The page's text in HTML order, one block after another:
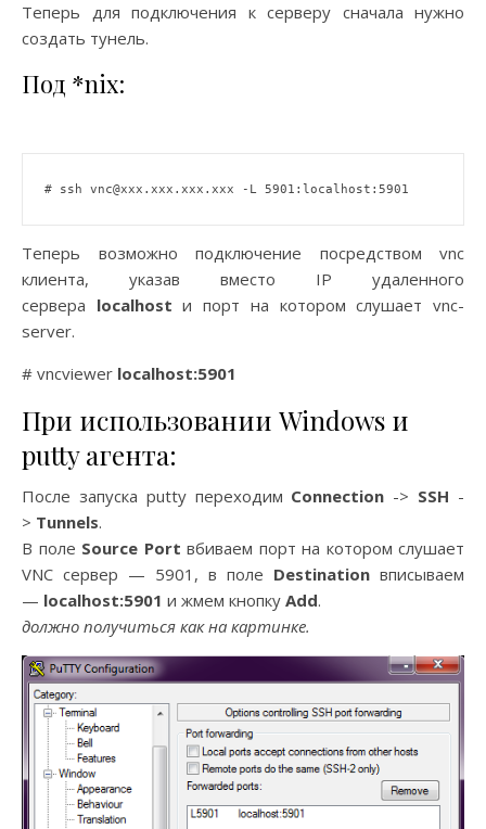
Теперь для подключения к серверу сначала нужно
создать тунель.
Под *nix:
# ssh vnc@xxx.xxx.xxx.xxx -L 5901:localhost:5901
Теперь возможно подключение посредством vnc
клиента, указав вместо IP удаленного
сервера localhost и порт на котором слушает vnc-
server.
# vncviewer localhost:5901
При использовании Windows и
putty агента:
После запуска putty переходим Connection -> SSH -
> Tunnels.
В поле Source Port вбиваем порт на котором слушает
VNC сервер — 5901, в поле Destination вписываем
— localhost:5901 и жмем кнопку Add.
должно получиться как на картинке.